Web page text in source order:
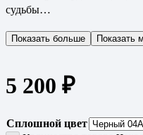
судьбы…
Показать больше Показать
5 200 ₽
Сплошной цвет